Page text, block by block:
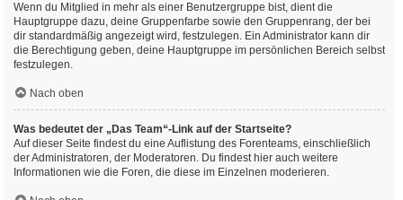
Wenn du Mitglied in mehr als einer Benutzergruppe bist, dient die
Hauptgruppe dazu, deine Gruppenfarbe sowie den Gruppenrang, der bei
dir standardmäßig angezeigt wird, festzulegen. Ein Administrator kann dir
die Berechtigung geben, deine Hauptgruppe im persönlichen Bereich selbst
festzulegen.
Nach oben
Was bedeutet der „Das Team“-Link auf der Startseite?
Auf dieser Seite findest du eine Auflistung des Forenteams, einschließlich
der Administratoren, der Moderatoren. Du findest hier auch weitere
Informationen wie die Foren, die diese im Einzelnen moderieren.